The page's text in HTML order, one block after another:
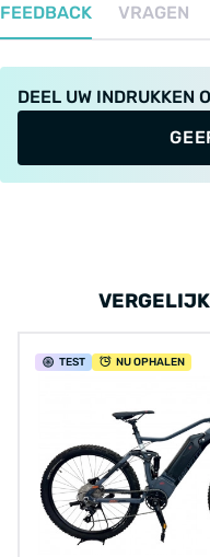
FEEDBACK VRAGEN
DEEL UW INDRUKKEN
TEST NU OPHALEN